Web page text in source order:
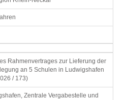
Rahmenvertrages zur Lieferung der
an 5 Schulen in Ludwigshafen
/ 173)
Zentrale Vergabestelle und